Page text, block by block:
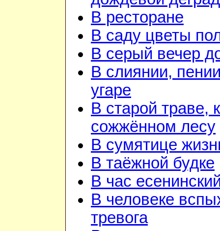
В ресторане
В саду цветы
В серый вечер
В слиянии,
угаре
В старой траве,
сожжённом лесу
В сумятице
В таёжной будке
В час
В человеке
тревога